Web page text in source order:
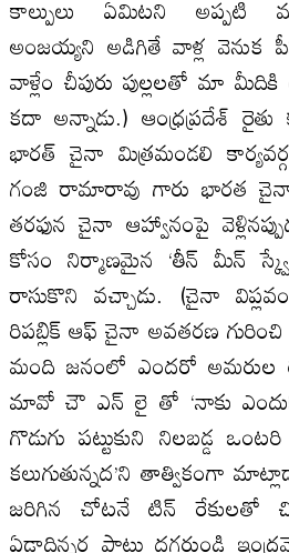
కాల్పులు ఏమిటని అప్పటి
అంజయ్యని అడిగితే వాళ్ల వెనుక
వాళ్లేం చీపురు పుల్లలతో మా
కదా అన్నాడు.) ఆంధ్రప్రదేశ్‌ రైతు
భారత్‌ చైనా మిత్రమండలి
గంజి రామారావు గారు భారత చైనా
తరఫున చైనా ఆహ్వానంపై
కోసం నిర్మాణమైన ‘తీన్‌ మీన్‌
రాసుకొని వచ్చాడు. (చైనా
రిపబ్లిక్‌ ఆఫ్‌ చైనా అవతరణ గురించి
మంది జనంలో ఎందరో అమరుల
మావో చౌ ఎన్‌ లై తో ‘నాకు ఎందుకో
గొడుగు పట్టుకుని నిలబడ్డ
కలుగుతున్నద’ని తాత్వికంగా
జరిగిన చోటనే టిన్‌ రేకులతో
ఏడాదిన్నర పాటు దగ్గరుండి